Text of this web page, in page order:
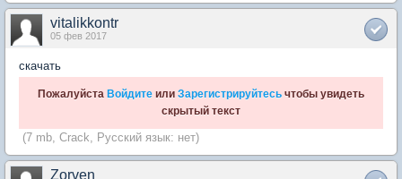
vitalikkontr
05 фев 2017
скачать
Пожалуйста Войдите или Зарегистрируйтесь чтобы увидеть
скрытый текст
(7 mb, Crack, Русский язык: нет)
Zorven